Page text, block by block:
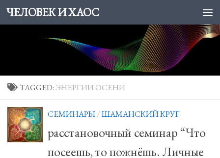
Skip to content
ЧЕЛОВЕК И ХАОС
TAGGED: ЭНЕРГИИ ОСЕНИ
СЕМИНАРЫ/ШАМАНСКИЙ КРУГ
расстановочный семинар “Что
посеешь, то пожнёшь. Личные